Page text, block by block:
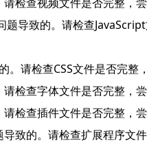
导致的。请检查
请检查CSS文件是否完整
检查字体文件是否完整，
检查插件文件是否完整，
致的。请检查扩展程序文